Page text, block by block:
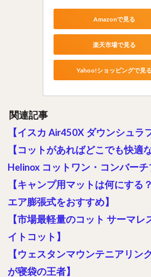
Amazonで見る
楽天市場で見る
Yahoo!ショッピングで見る
関連記事
【イスカ Air450X ダウンシュラ
【コットがあればどこでも快適
Helinox コットワン・コンバーチ
【キャンプ用マットは何にする
エア膨張式をおすすめ】
【市場最軽量のコット サーマレ
イトコット】
【ウェスタンマウンテニアリン
が寝袋の王者】